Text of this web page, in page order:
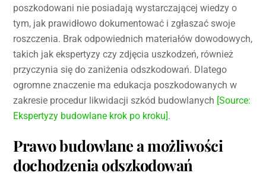
poszkodowani nie posiadają wystarczającej wiedzy o
tym, jak prawidłowo dokumentować i zgłaszać swoje
roszczenia. Brak odpowiednich materiałów dowodowych,
takich jak ekspertyzy czy zdjęcia uszkodzeń, również
przyczynia się do zaniżenia odszkodowań. Dlatego
ogromne znaczenie ma edukacja poszkodowanych w
zakresie procedur likwidacji szkód budowlanych [Source:
Ekspertyzy budowlane krok po kroku].
Prawo budowlane a możliwości
dochodzenia odszkodowań